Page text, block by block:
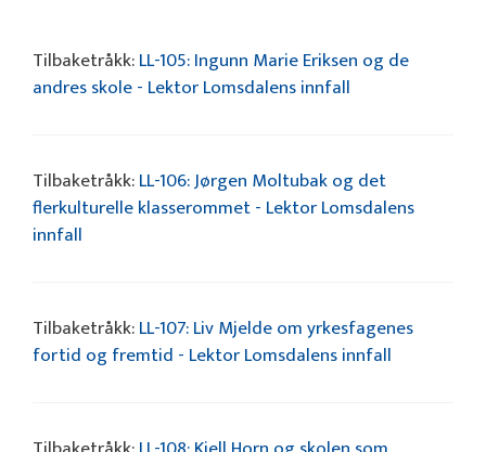
Tilbaketråkk:LL-105: Ingunn Marie Eriksen og de
andres skole - Lektor Lomsdalens innfall
Tilbaketråkk:LL-106: Jørgen Moltubak og det
flerkulturelle klasserommet - Lektor Lomsdalens
innfall
Tilbaketråkk:LL-107: Liv Mjelde om yrkesfagenes
fortid og fremtid - Lektor Lomsdalens innfall